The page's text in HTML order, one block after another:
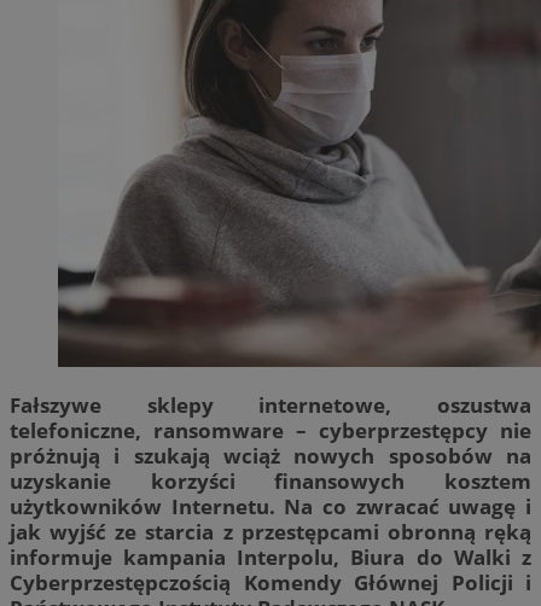
Fałszywe sklepy internetowe, oszustwa
telefoniczne, ransomware – cyberprzestępcy nie
próżnują i szukają wciąż nowych sposobów na
uzyskanie korzyści finansowych kosztem
użytkowników Internetu. Na co zwracać uwagę i
jak wyjść ze starcia z przestępcami obronną ręką
informuje kampania Interpolu, Biura do Walki z
Cyberprzestępczością Komendy Głównej Policji i